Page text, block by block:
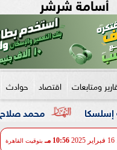
ومتابعات اقتصاد حوادث
محمد صلاح: لم أتوقع
10:56 مـ بتوقيت القاهرة